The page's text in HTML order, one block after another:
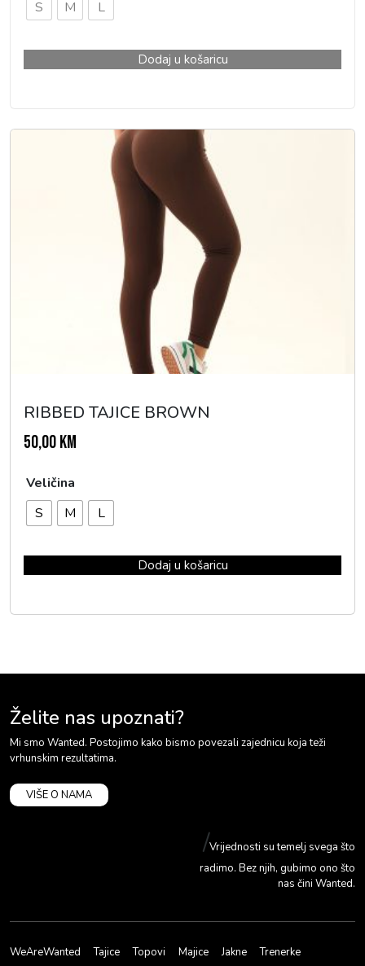
S
M L
Dodaj u košaricu
RIBBED TAJICE BROWN
50,00KM
Veličina
S
M L
Dodaj u košaricu
Želite nas upoznati?
Mi smo Wanted. Postojimo kako bismo povezali zajednicu koja teži
vrhunskim rezultatima.
VIŠE O NAMA
/Vrijednosti su temelj svega što
radimo. Bez njih, gubimo ono što
nas čini Wanted.
WeAreWanted Tajice Topovi Majice Jakne Trenerke